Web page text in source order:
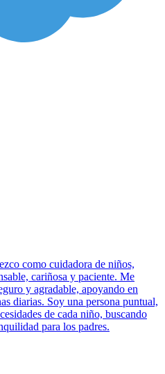
como cuidadora de niños,
cariñosa y paciente. Me
y agradable, apoyando en
diarias. Soy una persona puntual,
de cada niño, buscando
para los padres.